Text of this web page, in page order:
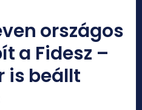
országos
a Fidesz –
is beállt